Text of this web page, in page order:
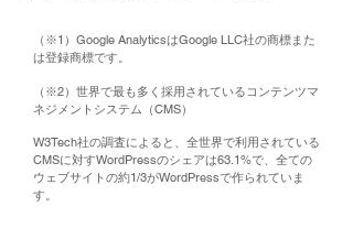
（※1）Google AnalyticsはGoogle LLC社の商標また
は登録商標です。
（※2）世界で最も多く採用されているコンテンツマ
ネジメントシステム（CMS）
W3Tech社の調査によると、全世界で利用されている
CMSに対すWordPressのシェアは63.1%で、全ての
ウェブサイトの約1/3がWordPressで作られていま
す。